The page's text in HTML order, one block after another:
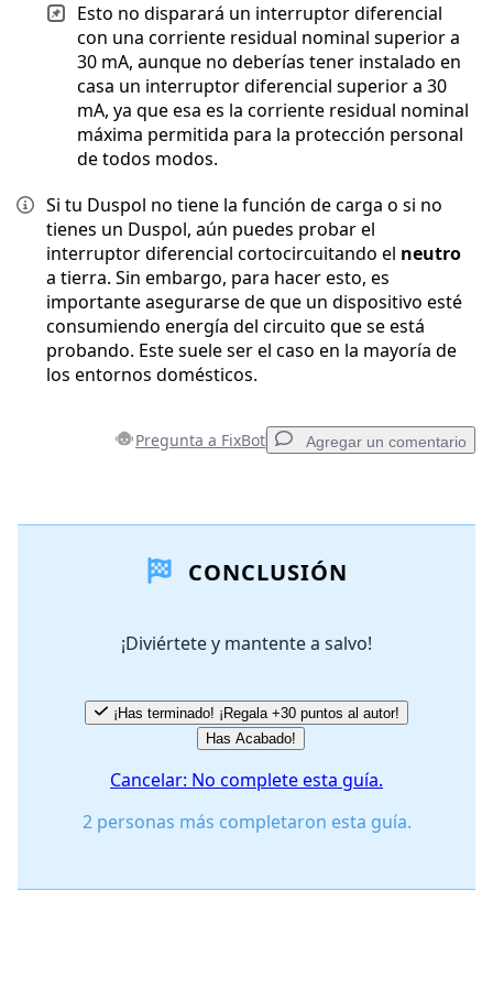
Esto no disparará un interruptor diferencial
con una corriente residual nominal superior a
30 mA, aunque no deberías tener instalado en
casa un interruptor diferencial superior a 30
mA, ya que esa es la corriente residual nominal
máxima permitida para la protección personal
de todos modos.
Si tu Duspol no tiene la función de carga o si no
tienes un Duspol, aún puedes probar el
interruptor diferencial cortocircuitando el neutro
a tierra. Sin embargo, para hacer esto, es
importante asegurarse de que un dispositivo esté
consumiendo energía del circuito que se está
probando. Este suele ser el caso en la mayoría de
los entornos domésticos.
Pregunta a FixBot Agregar un comentario
Agregar ComentarioCONCLUSIÓN
¡Diviértete y mantente a salvo!
¡Has terminado! ¡Regala +30 puntos al autor!
Has Acabado!
Cancelar: No complete esta guía.
2 personas más completaron esta guía.